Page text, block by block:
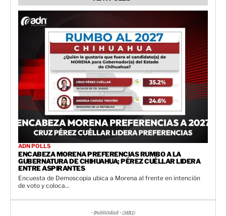
ADN POLLS
ENCABEZA MORENA PREFERENCIAS RUMBO A LA
GUBERNATURA DE CHIHUAHUA; PÉREZ CUÉLLAR LIDERA
ENTRE ASPIRANTES
Encuesta de Demoscopia ubica a Morena al frente en intención
de voto y coloca...
- Publicidad - (MR1)